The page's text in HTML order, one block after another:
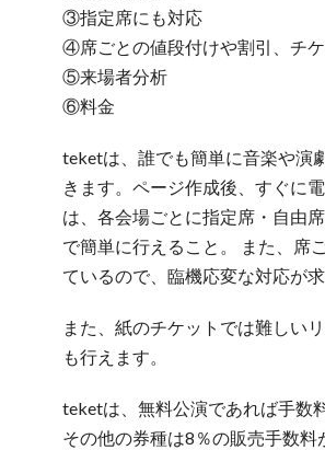
③指定席にも対応
④席ごとの値段付けや割引、チ
⑤来場者分析
⑥料金
teketは、誰でも簡単に音楽や演
きます。ページ作成後、すぐに
は、各会場ごとに指定席・自由
で簡単に行えること。 また、席
ているので、臨機応変な対応が
また、紙のチケットでは難しい
も行えます。
teketは、無料公演であれば手数
その他の券種は8％の販売手数料